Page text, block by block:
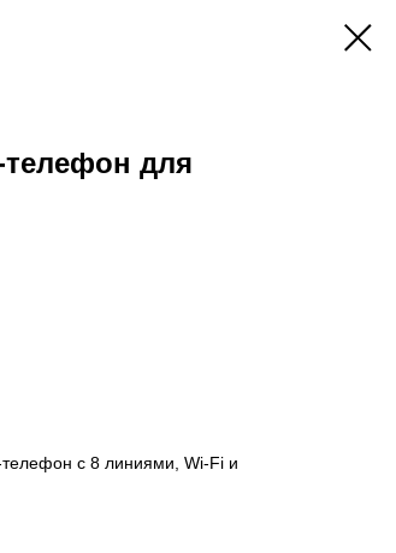
телефон для
с 8 линиями, Wi-Fi и